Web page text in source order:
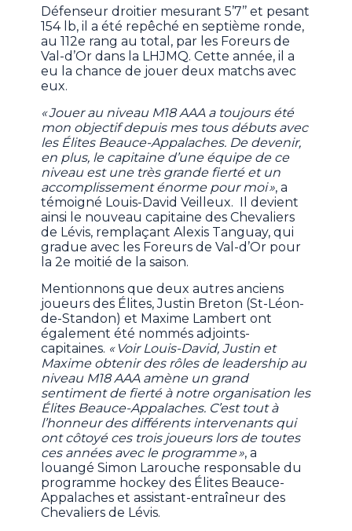
Défenseur droitier mesurant 5’7’’ et pesant
154 lb, il a été repêché en septième ronde,
au 112e rang au total, par les Foreurs de
Val-d’Or dans la LHJMQ. Cette année, il a
eu la chance de jouer deux matchs avec
eux.
« Jouer au niveau M18 AAA a toujours été
mon objectif depuis mes tous débuts avec
les Élites Beauce-Appalaches. De devenir,
en plus, le capitaine d’une équipe de ce
niveau est une très grande fierté et un
accomplissement énorme pour moi », a
témoigné Louis-David Veilleux. Il devient
ainsi le nouveau capitaine des Chevaliers
de Lévis, remplaçant Alexis Tanguay, qui
gradue avec les Foreurs de Val-d’Or pour
la 2e moitié de la saison.
Mentionnons que deux autres anciens
joueurs des Élites, Justin Breton (St-Léon-
de-Standon) et Maxime Lambert ont
également été nommés adjoints-
capitaines. « Voir Louis-David, Justin et
Maxime obtenir des rôles de leadership au
niveau M18 AAA amène un grand
sentiment de fierté à notre organisation les
Élites Beauce-Appalaches. C’est tout à
l’honneur des différents intervenants qui
ont côtoyé ces trois joueurs lors de toutes
ces années avec le programme », a
louangé Simon Larouche responsable du
programme hockey des Élites Beauce-
Appalaches et assistant-entraîneur des
Chevaliers de Lévis.